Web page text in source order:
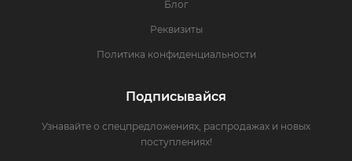
Блог
Реквизиты
Политика конфиденциальности
Подписывайся
Узнавайте о спецпредложениях, распродажах и новых
поступлениях!